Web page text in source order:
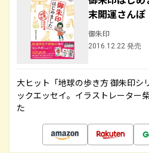
末開運さんぽ
御朱印
2016.12.22 発売
大ヒット「地球の歩き方 御朱印シ
ックエッセイ。イラストレーター
た